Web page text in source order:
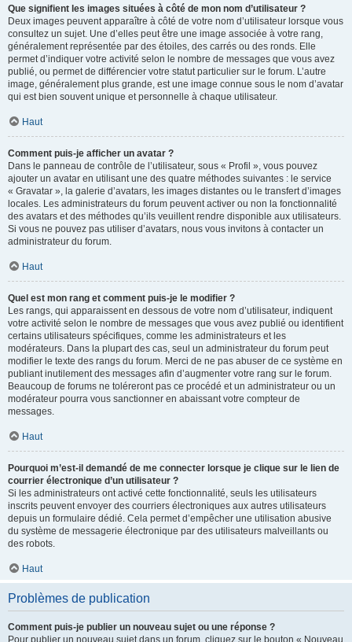
Que signifient les images situées à côté de mon nom d’utilisateur ?
Deux images peuvent apparaître à côté de votre nom d’utilisateur lorsque vous
consultez un sujet. Une d’elles peut être une image associée à votre rang,
généralement représentée par des étoiles, des carrés ou des ronds. Elle
permet d’indiquer votre activité selon le nombre de messages que vous avez
publié, ou permet de différencier votre statut particulier sur le forum. L’autre
image, généralement plus grande, est une image connue sous le nom d’avatar
qui est bien souvent unique et personnelle à chaque utilisateur.
Haut
Comment puis-je afficher un avatar ?
Dans le panneau de contrôle de l’utilisateur, sous « Profil », vous pouvez
ajouter un avatar en utilisant une des quatre méthodes suivantes : le service
« Gravatar », la galerie d’avatars, les images distantes ou le transfert d’images
locales. Les administrateurs du forum peuvent activer ou non la fonctionnalité
des avatars et des méthodes qu’ils veuillent rendre disponible aux utilisateurs.
Si vous ne pouvez pas utiliser d’avatars, nous vous invitons à contacter un
administrateur du forum.
Haut
Quel est mon rang et comment puis-je le modifier ?
Les rangs, qui apparaissent en dessous de votre nom d’utilisateur, indiquent
votre activité selon le nombre de messages que vous avez publié ou identifient
certains utilisateurs spécifiques, comme les administrateurs et les
modérateurs. Dans la plupart des cas, seul un administrateur du forum peut
modifier le texte des rangs du forum. Merci de ne pas abuser de ce système en
publiant inutilement des messages afin d’augmenter votre rang sur le forum.
Beaucoup de forums ne toléreront pas ce procédé et un administrateur ou un
modérateur pourra vous sanctionner en abaissant votre compteur de
messages.
Haut
Pourquoi m’est-il demandé de me connecter lorsque je clique sur le lien de
courrier électronique d’un utilisateur ?
Si les administrateurs ont activé cette fonctionnalité, seuls les utilisateurs
inscrits peuvent envoyer des courriers électroniques aux autres utilisateurs
depuis un formulaire dédié. Cela permet d’empêcher une utilisation abusive
du système de messagerie électronique par des utilisateurs malveillants ou
des robots.
Haut
Problèmes de publication
Comment puis-je publier un nouveau sujet ou une réponse ?
Pour publier un nouveau sujet dans un forum, cliquez sur le bouton « Nouveau